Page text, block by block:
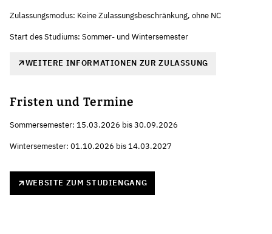
Zulassungsmodus: Keine Zulassungsbeschränkung, ohne NC
Start des Studiums: Sommer- und Wintersemester
WEITERE INFORMATIONEN ZUR ZULASSUNG
Fristen und Termine
Sommersemester: 15.03.2026 bis 30.09.2026
Wintersemester: 01.10.2026 bis 14.03.2027
WEBSITE ZUM STUDIENGANG